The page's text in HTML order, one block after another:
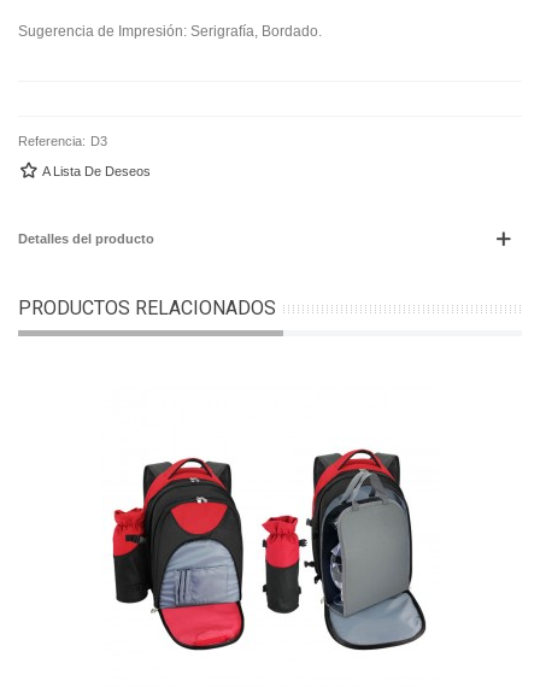
Sugerencia de Impresión: Serigrafía, Bordado.
Referencia: D3
A Lista De Deseos
Detalles del producto
PRODUCTOS RELACIONADOS